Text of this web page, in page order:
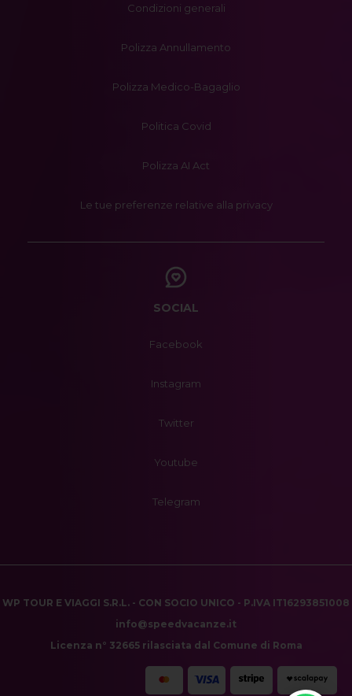
Condizioni generali
Polizza Annullamento
Polizza Medico-Bagaglio
Politica Covid
Polizza AI Act
Le tue preferenze relative alla privacy
SOCIAL
Facebook
Instagram
Twitter
Youtube
Telegram
WP TOUR E VIAGGI S.R.L. - CON SOCIO UNICO - P.IVA IT16293851008
info@speedvacanze.it
Licenza n° 32665 rilasciata dal Comune di Roma